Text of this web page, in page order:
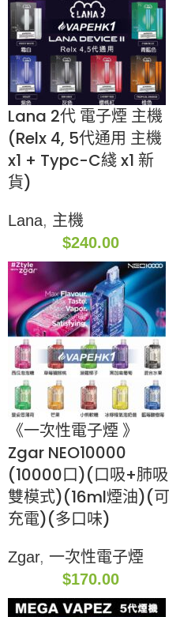
Lana 2代 電子煙 主機
(Relx 4, 5代通用 主機
x1 + Typc-C綫 x1 新
貨)
Lana, 主機
$240.00
《一次性電子煙 》
Zgar NEO10000
(10000口)(口吸+肺吸
雙模式)(16ml煙油)(可
充電)(多口味)
Zgar, 一次性電子煙
$170.00